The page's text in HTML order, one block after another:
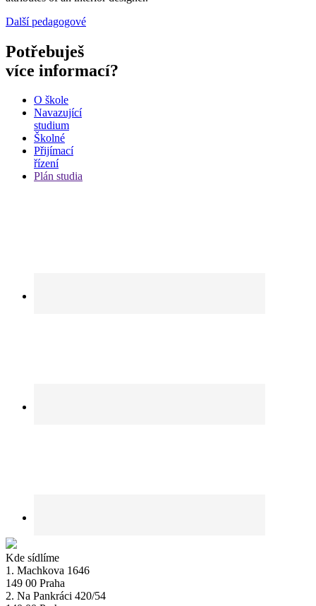
Další pedagogové
Potřebuješ
více informací?
O škole
Navazující
studium
Školné
Přijímací
řízení
Plán studia
Kde sídlíme
1. Machkova 1646
149 00 Praha
2. Na Pankráci 420/54